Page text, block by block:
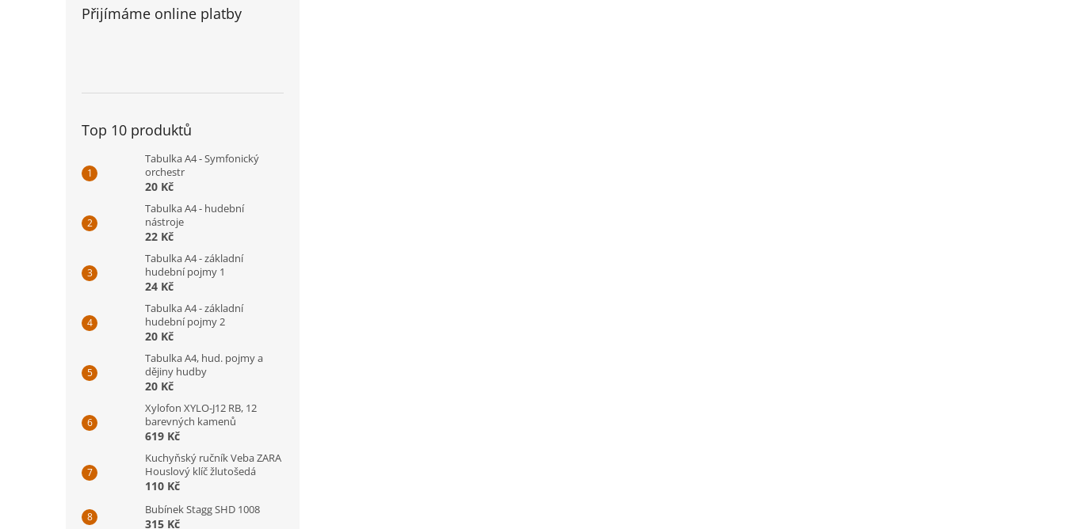
Přijímáme online platby
Top 10 produktů
Tabulka A4 - Symfonický
orchestr
20 Kč
Tabulka A4 - hudební
nástroje
22 Kč
Tabulka A4 - základní
hudební pojmy 1
24 Kč
Tabulka A4 - základní
hudební pojmy 2
20 Kč
Tabulka A4, hud. pojmy a
dějiny hudby
20 Kč
Xylofon XYLO-J12 RB, 12
barevných kamenů
619 Kč
Kuchyňský ručník Veba ZARA
Houslový klíč žlutošedá
110 Kč
Bubínek Stagg SHD 1008
315 Kč